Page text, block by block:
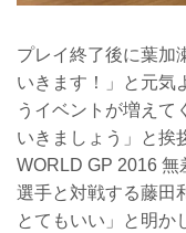
プレイ終了後に葉加
いきます！」と元気
うイベントが増えて
いきましょう」と挨
WORLD GP 2016 無
選手と対戦する藤田
とてもいい」と明か